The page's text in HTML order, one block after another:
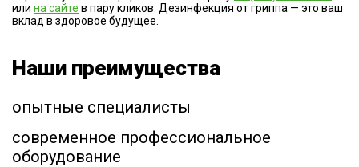
или на сайте в пару кликов. Дезинфекция от гриппа — это ваш
вклад в здоровое будущее.
Наши преимущества
опытные специалисты
современное профессиональное
оборудование